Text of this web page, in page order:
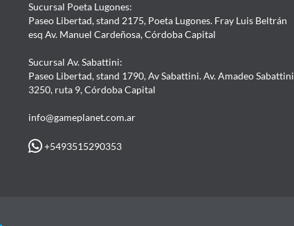
Sucursal Poeta Lugones:
Paseo Libertad, stand 2175, Poeta Lugones. Fray Luis Beltrán
esq Av. Manuel Cardeñosa, Córdoba Capital
Sucursal Av. Sabattini:
Paseo Libertad, stand 1790, Av Sabattini. Av. Amadeo Sabattini
3250, ruta 9, Córdoba Capital
info@gameplanet.com.ar
+5493515290353